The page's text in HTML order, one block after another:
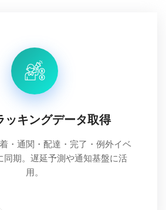
ッキングデータ取得
・通関・配達・完了・例外イベ
同期。遅延予測や通知基盤に活
用。